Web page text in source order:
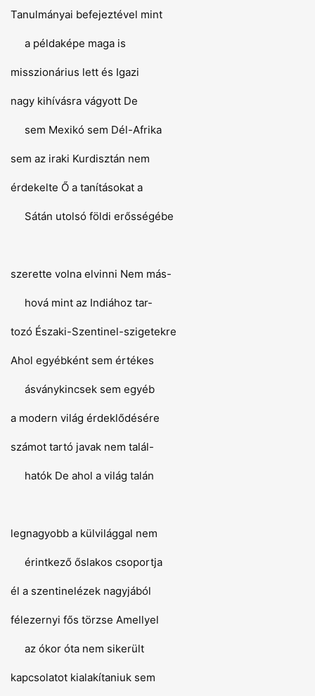
Tanulmányai befejeztével mint
a példaképe maga is
misszionárius lett és Igazi
nagy kihívásra vágyott De
sem Mexikó sem Dél-Afrika
sem az iraki Kurdisztán nem
érdekelte Ő a tanításokat a
Sátán utolsó földi erősségébe
szerette volna elvinni Nem más-
hová mint az Indiához tar-
tozó Északi-Szentinel-szigetekre
Ahol egyébként sem értékes
ásványkincsek sem egyéb
a modern világ érdeklődésére
számot tartó javak nem talál-
hatók De ahol a világ talán
legnagyobb a külvilággal nem
érintkező őslakos csoportja
él a szentinelézek nagyjából
félezernyi fős törzse Amellyel
az ókor óta nem sikerült
kapcsolatot kialakítaniuk sem